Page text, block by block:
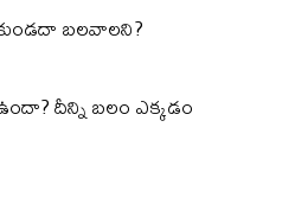
బలవాలని?
దీన్ని బలం ఎక్కడం